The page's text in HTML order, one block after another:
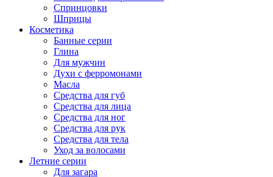
Спринцовки
Шприцы
Косметика
Банные серии
Глина
Для мужчин
Духи с ферромонами
Масла
Средства для губ
Средства для лица
Средства для ног
Средства для рук
Средства для тела
Уход за волосами
Летние серии
Для загара